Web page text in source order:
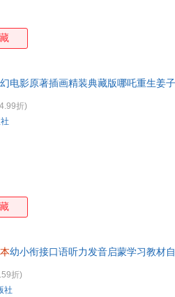
电影原著插画精装典藏版哪吒重生姜
折)
幼小衔接口语听力发音启蒙学习教材
折)
社